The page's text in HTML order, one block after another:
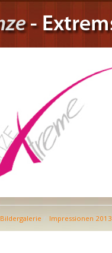
Bildergalerie Impressionen 2013